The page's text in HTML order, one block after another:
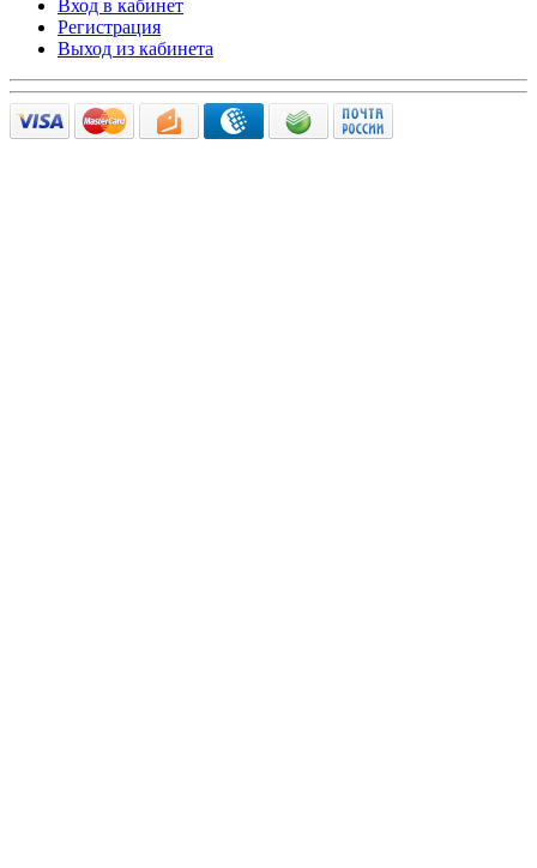
Вход в кабинет
Регистрация
Выход из кабинета